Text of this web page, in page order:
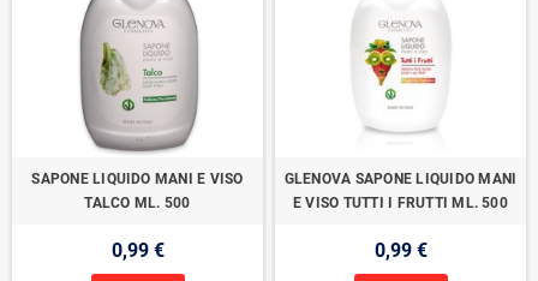
SAPONE LIQUIDO MANI E VISO
TALCO ML. 500
0,99 €
GLENOVA SAPONE LIQUIDO MANI
E VISO TUTTI I FRUTTI ML. 500
0,99 €